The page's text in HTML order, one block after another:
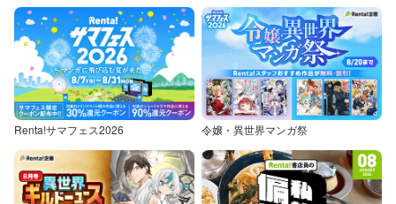
Renta!サマフェス2026 令嬢・異世界マンガ祭